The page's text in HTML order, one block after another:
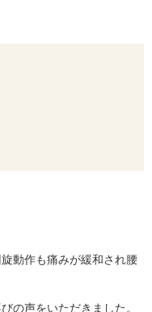
動作も痛みが緩和され腰
の声をいただきました。